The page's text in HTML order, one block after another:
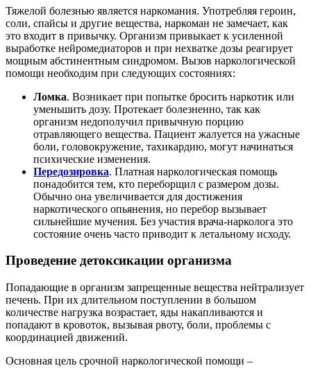
Тяжелой болезнью является наркомания. Употребляя героин,
соли, спайсы и другие вещества, наркоман не замечает, как
это входит в привычку. Организм привыкает к усиленной
выработке нейромедиаторов и при нехватке дозы реагирует
мощным абстинентным синдромом. Вызов наркологической
помощи необходим при следующих состояниях:
Ломка. Возникает при попытке бросить наркотик или
уменьшить дозу. Протекает болезненно, так как
организм недополучил привычную порцию
отравляющего вещества. Пациент жалуется на ужасные
боли, головокружение, тахикардию, могут начинаться
психические изменения.
Передозировка. Платная наркологическая помощь
понадобится тем, кто переборщил с размером дозы.
Обычно она увеличивается для достижения
наркотического опьянения, но перебор вызывает
сильнейшие мучения. Без участия врача-нарколога это
состояние очень часто приводит к летальному исходу.
Проведение детоксикации организма
Попадающие в организм запрещенные вещества нейтрализует
печень. При их длительном поступлении в большом
количестве нагрузка возрастает, яды накапливаются и
попадают в кровоток, вызывая рвоту, боли, проблемы с
координацией движений.
Основная цель срочной наркологической помощи –